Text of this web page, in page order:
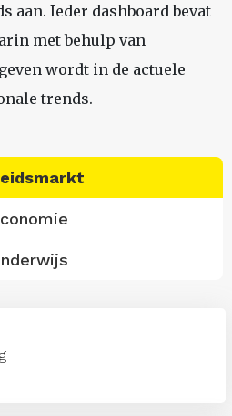
aan. Ieder dashboard bevat
met behulp van
wordt in de actuele
trends.